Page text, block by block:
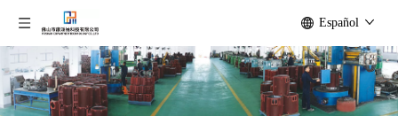
Español